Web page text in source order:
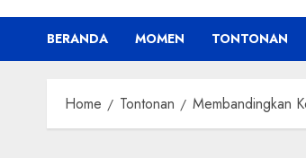
BERANDA MOMEN TONTONAN
Home Tontonan Membandingkan